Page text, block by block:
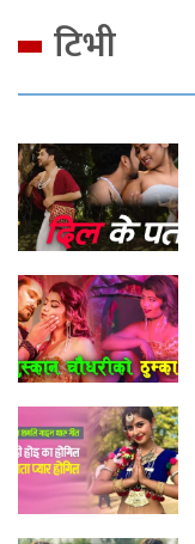
टिभी